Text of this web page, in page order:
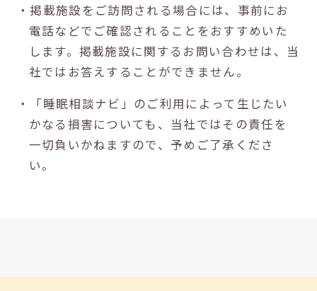
・掲載施設をご訪問される場合には、事前にお
電話などでご確認されることをおすすめいた
します。掲載施設に関するお問い合わせは、当
社ではお答えすることができません。
・「睡眠相談ナビ」のご利用によって生じたい
かなる損害についても、当社ではその責任を
一切負いかねますので、予めご了承くださ
い。